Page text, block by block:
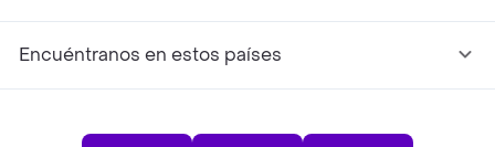
Encuéntranos en estos países